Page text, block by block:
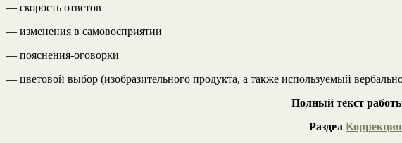
— скорость ответов
— изменения в самовосприятии
— пояснения-оговорки
— цветовой выбор (изобразительного продукта, а также используемый
Полный текст
Раздел